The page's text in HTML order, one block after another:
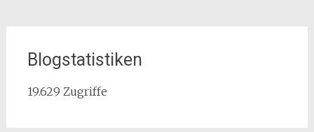
Blogstatistiken
19.629 Zugriffe